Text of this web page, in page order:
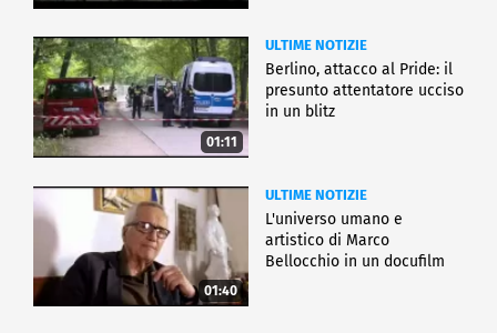
01:11
ULTIME NOTIZIE
Berlino, attacco al Pride: il
presunto attentatore ucciso
in un blitz
01:40
ULTIME NOTIZIE
L'universo umano e
artistico di Marco
Bellocchio in un docufilm